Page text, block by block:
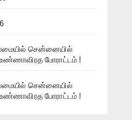
சென்னையில்
உண்ணாவிரத போராட்டம் !
சென்னையில்
உண்ணாவிரத போராட்டம் !